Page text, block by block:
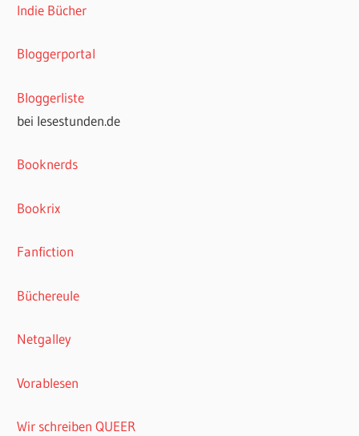
Indie Bücher
Bloggerportal
Bloggerliste
bei lesestunden.de
Booknerds
Bookrix
Fanfiction
Büchereule
Netgalley
Vorablesen
Wir schreiben QUEER